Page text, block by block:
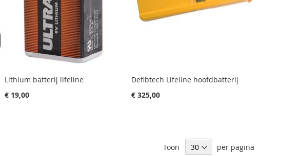
Lithium batterij lifeline
€ 19,00
Defibtech Lifeline hoofdbatterij
€ 325,00
Toon
per pagina